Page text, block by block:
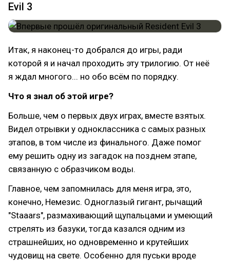
Evil 3
Итак, я наконец-то добрался до игры, ради
которой я и начал проходить эту трилогию. От неё
я ждал многого... но обо всём по порядку.
Что я знал об этой игре?
Больше, чем о первых двух играх, вместе взятых.
Видел отрывки у одноклассника с самых разных
этапов, в том числе из финального. Даже помог
ему решить одну из загадок на позднем этапе,
связанную с образчиком воды.
Главное, чем запомнилась для меня игра, это,
конечно, Немезис. Одноглазый гигант, рычащий
"Staaars", размахивающий щупальцами и умеющий
стрелять из базуки, тогда казался одним из
страшнейших, но одновременно и крутейших
чудовищ на свете. Особенно для пуськи вроде